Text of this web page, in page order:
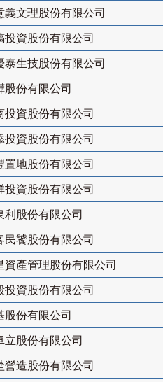
義文理股份有限公司
投資股份有限公司
泰生技股份有限公司
股份有限公司
投資股份有限公司
投資股份有限公司
置地股份有限公司
投資股份有限公司
利股份有限公司
民饕股份有限公司
資產管理股份有限公司
投資股份有限公司
股份有限公司
立股份有限公司
營造股份有限公司